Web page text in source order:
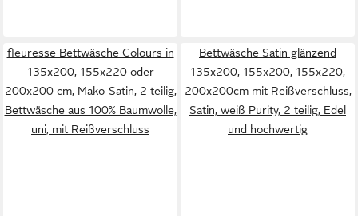
fleuresse Bettwäsche Colours in
135x200, 155x220 oder
200x200 cm, Mako-Satin, 2 teilig,
Bettwäsche aus 100% Baumwolle,
uni, mit Reißverschluss
Bettwäsche Satin glänzend
135x200, 155x200, 155x220,
200x200cm mit Reißverschluss,
Satin, weiß Purity, 2 teilig, Edel
und hochwertig